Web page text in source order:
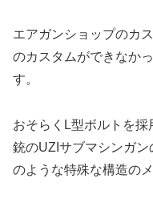
エアガンショップのカ
のカスタムができなか
す。
おそらくL型ボルトを
銃のUZIサブマシンガン
のような特殊な構造の